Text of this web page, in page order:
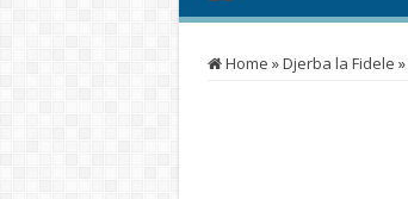
Home »Djerba la Fidele »